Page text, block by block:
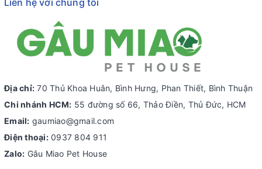
Liên hệ với chúng tôi
Địa chỉ: 70 Thủ Khoa Huân, Bình Hưng, Phan Thiết, Bình Thuận
Chi nhánh HCM: 55 đường số 66, Thảo Điền, Thủ Đức, HCM
Email: gaumiao@gmail.com
Điện thoại: 0937 804 911
Zalo: Gâu Miao Pet House